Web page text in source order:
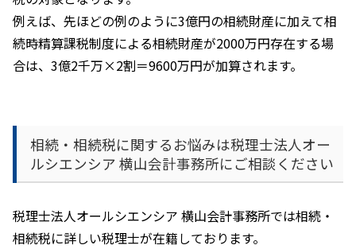
例えば、先ほどの例のように3億円の相続財産に加えて相
続時精算課税制度による相続財産が2000万円存在する場
合は、 3億2千万×2割＝9600万円が加算されます。
相続・相続税に関するお悩みは税理士法人オー
ルシエンシア 横山会計事務所にご相談ください
税理士法人オールシエンシア 横山会計事務所では相続・
相続税に詳しい税理士が在籍しております。